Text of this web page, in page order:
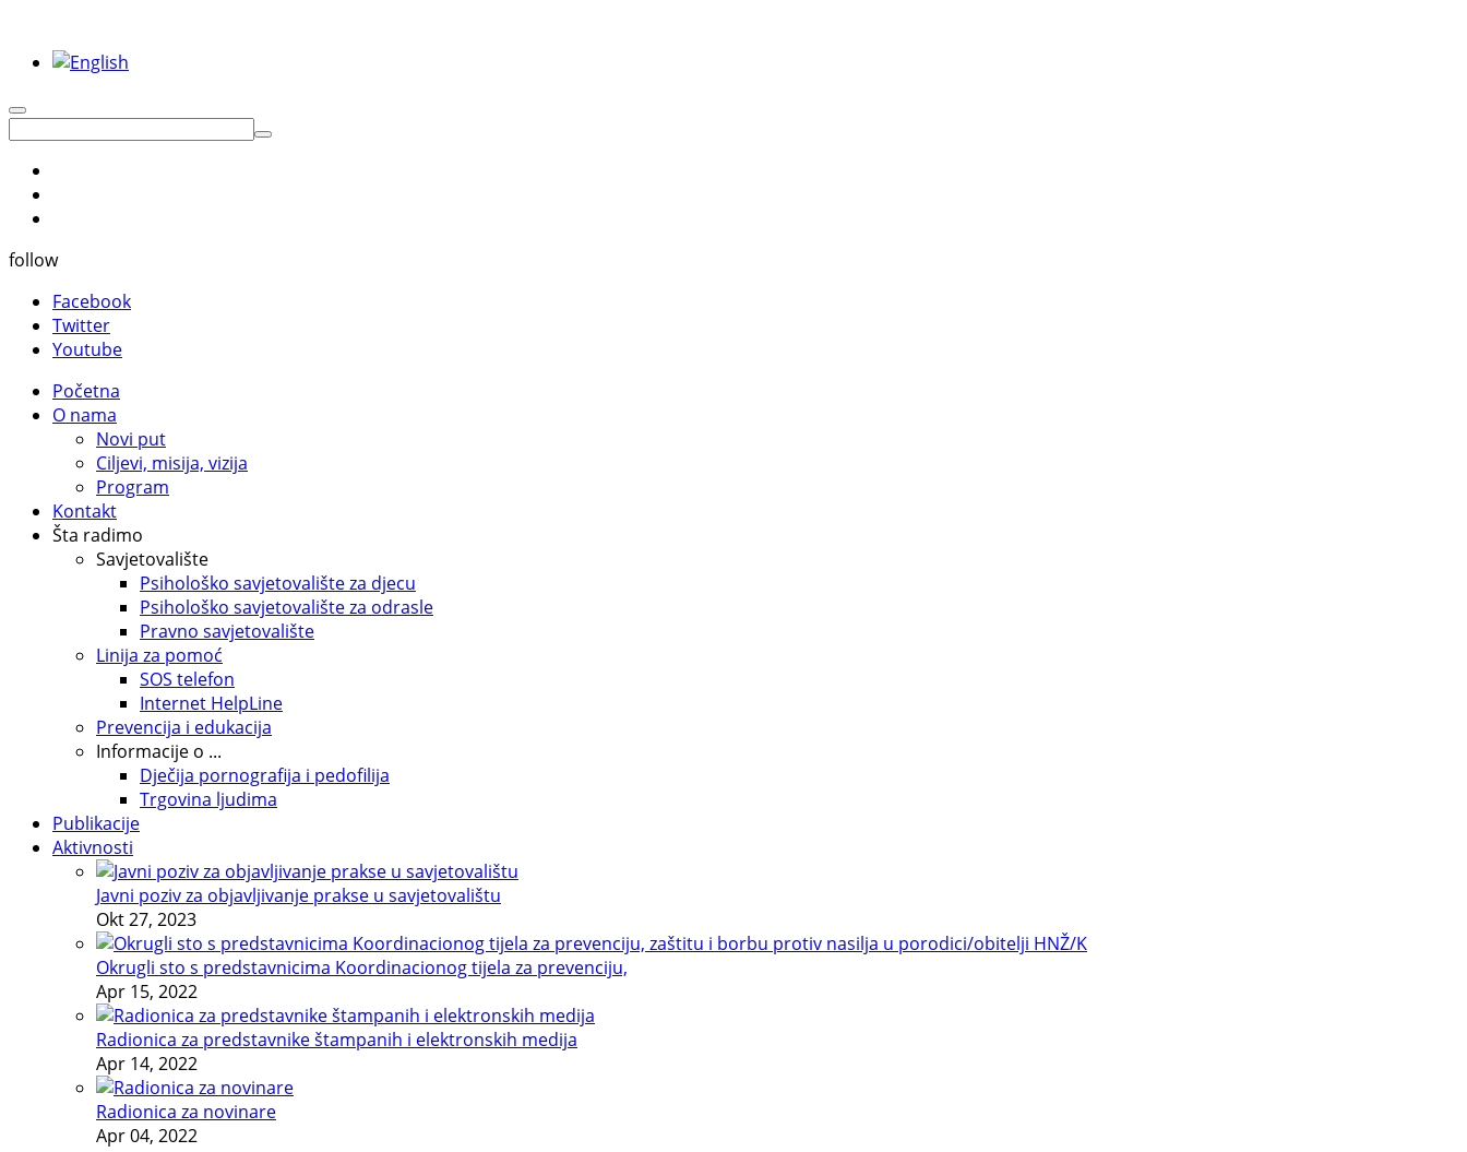
follow
Facebook
Twitter
Youtube
Početna
O nama
Novi put
Ciljevi, misija, vizija
Program
Kontakt
Šta radimo
Savjetovalište
Psihološko savjetovalište za djecu
Psihološko savjetovalište za odrasle
Pravno savjetovalište
Linija za pomoć
SOS telefon
Internet HelpLine
Prevencija i edukacija
Informacije o ...
Dječija pornografija i pedofilija
Trgovina ljudima
Publikacije
Aktivnosti
Javni poziv za objavljivanje prakse u savjetovalištu
Okt 27, 2023
Okrugli sto s predstavnicima Koordinacionog tijela za prevenciju,
Apr 15, 2022
Radionica za predstavnike štampanih i elektronskih medija
Apr 14, 2022
Radionica za novinare
Apr 04, 2022